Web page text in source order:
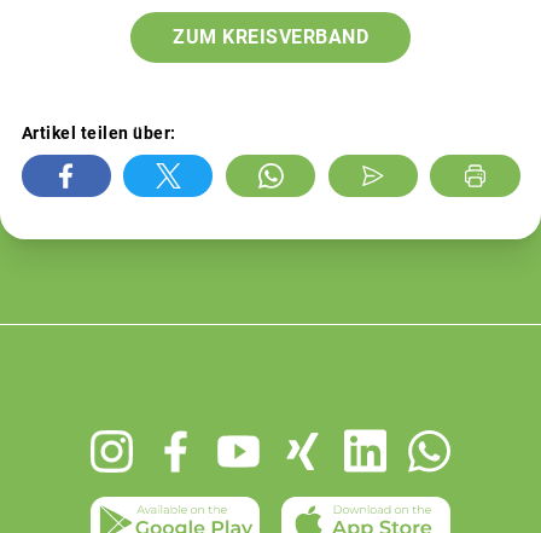
ZUM KREISVERBAND
Artikel teilen über: